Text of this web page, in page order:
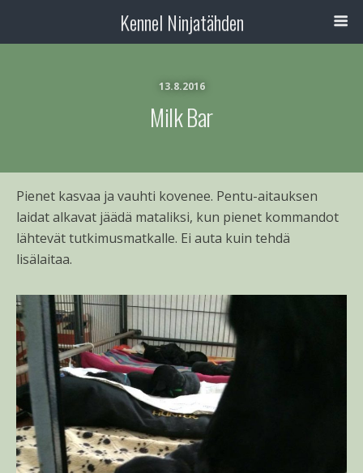
Kennel Ninjatähden
13.8.2016
Milk Bar
Pienet kasvaa ja vauhti kovenee. Pentu-aitauksen
laidat alkavat jäädä mataliksi, kun pienet kommandot
lähtevät tutkimusmatkalle. Ei auta kuin tehdä
lisälaitaa.